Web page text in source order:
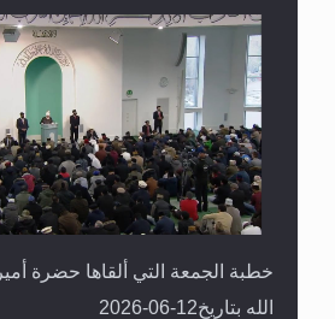
خطبة الجمعة التي ألقاها حضرة
الله بتاريخ12-06-2026